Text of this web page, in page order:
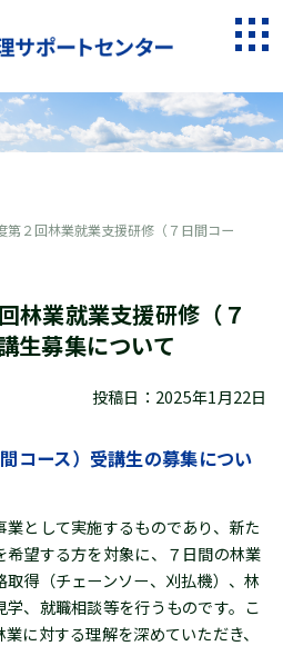
第２回林業就業支援研修（７日間コー
林業就業支援研修（７
生募集について
投稿日：2025年1月22日
コース）受講生の募集につい
として実施するものであり、新た
望する方を対象に、７日間の林業
得（チェーンソー、刈払機）、林
、就職相談等を行うものです。こ
に対する理解を深めていただき、